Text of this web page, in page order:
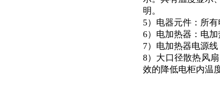
明。
5）电器元件：所
6）电加热器：电
7）电加热器电源
8）大口径散热风
效的降低电柜内温